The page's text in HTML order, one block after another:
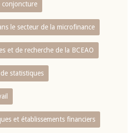
conjoncture
le secteur de la microfinance
et de recherche de la BCEAO
statistiques
et établissements financiers